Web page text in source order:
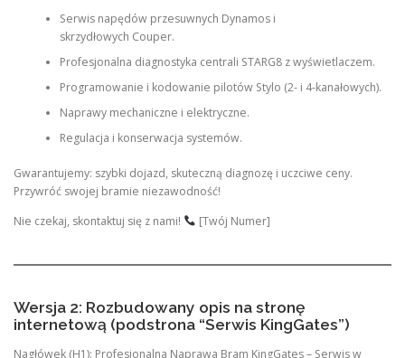
Serwis napędów przesuwnych Dynamos i
skrzydłowych Couper.
Profesjonalna diagnostyka centrali STARG8 z wyświetlaczem.
Programowanie i kodowanie pilotów Stylo (2- i 4-kanałowych).
Naprawy mechaniczne i elektryczne.
Regulacja i konserwacja systemów.
Gwarantujemy: szybki dojazd, skuteczną diagnozę i uczciwe ceny.
Przywróć swojej bramie niezawodność!
Nie czekaj, skontaktuj się z nami!
[Twój Numer]
Wersja 2: Rozbudowany opis na stronę
internetową (podstrona “Serwis KingGates”)
Nagłówek (H1): Profesjonalna Naprawa Bram KingGates – Serwis w